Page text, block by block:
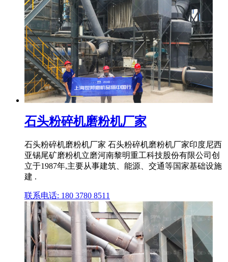
石头粉碎机磨粉机厂家
石头粉碎机磨粉机厂家 石头粉碎机磨粉机厂家印度尼西
亚锡尾矿磨粉机立磨河南黎明重工科技股份有限公司创
立于1987年,主要从事建筑、能源、交通等国家基础设施
建 .
联系电话: 180 3780 8511